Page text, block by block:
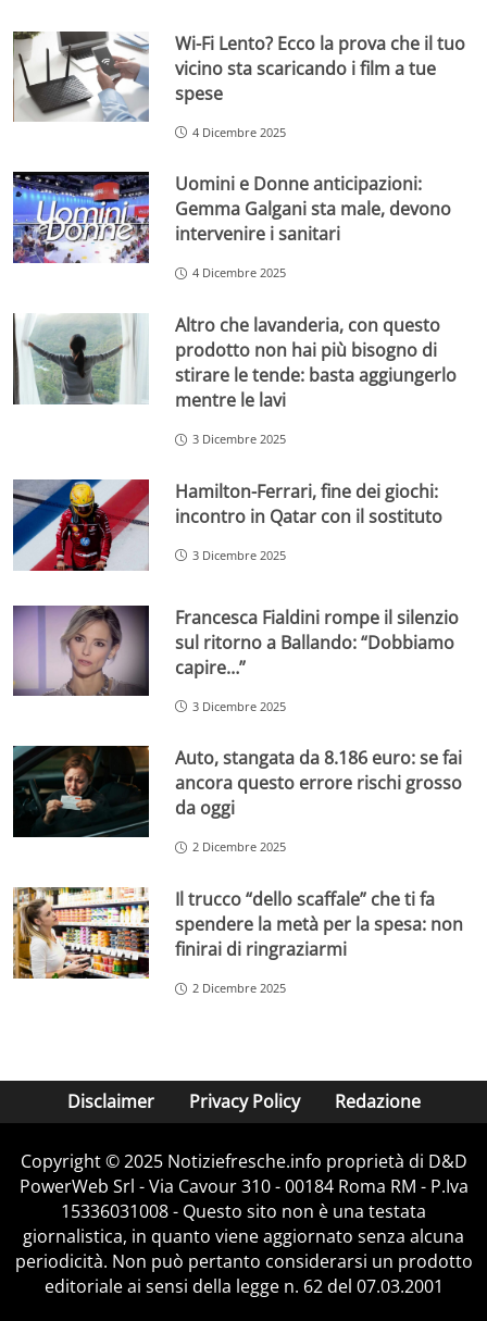
Wi-Fi Lento? Ecco la prova che il tuo
vicino sta scaricando i film a tue
spese
4 Dicembre 2025
Uomini e Donne anticipazioni:
Gemma Galgani sta male, devono
intervenire i sanitari
4 Dicembre 2025
Altro che lavanderia, con questo
prodotto non hai più bisogno di
stirare le tende: basta aggiungerlo
mentre le lavi
3 Dicembre 2025
Hamilton-Ferrari, fine dei giochi:
incontro in Qatar con il sostituto
3 Dicembre 2025
Francesca Fialdini rompe il silenzio
sul ritorno a Ballando: “Dobbiamo
capire…”
3 Dicembre 2025
Auto, stangata da 8.186 euro: se fai
ancora questo errore rischi grosso
da oggi
2 Dicembre 2025
Il trucco “dello scaffale” che ti fa
spendere la metà per la spesa: non
finirai di ringraziarmi
2 Dicembre 2025
Disclaimer Privacy Policy Redazione
Copyright © 2025 Notiziefresche.info proprietà di D&D
PowerWeb Srl - Via Cavour 310 - 00184 Roma RM - P.Iva
15336031008 - Questo sito non è una testata
giornalistica, in quanto viene aggiornato senza alcuna
periodicità. Non può pertanto considerarsi un prodotto
editoriale ai sensi della legge n. 62 del 07.03.2001